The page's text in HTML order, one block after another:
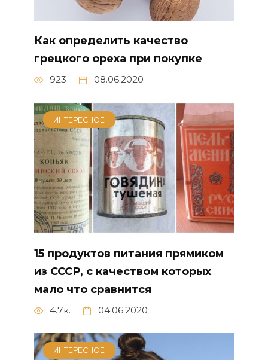
Как определить качество
грецкого ореха при покупке
923 08.06.2020
ИНТЕРЕСНОЕ
15 продуктов питания прямиком
из СССР, с качеством которых
мало что сравнится
4.7к. 04.06.2020
ИНТЕРЕСНОЕ